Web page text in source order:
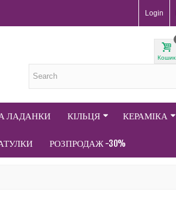
Login
Кошик
ЛАДАНКИ КІЛЬЦЯ КЕРАМІКА
РОЗПРОДАЖ -30%